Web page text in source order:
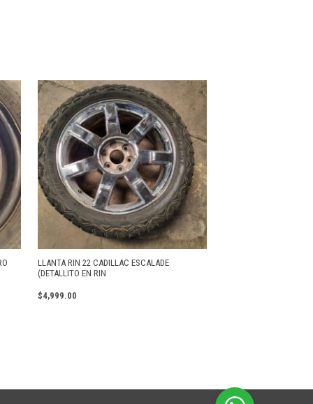
LLANTA RIN 22 CADILLAC ESCALADE
(DETALLITO EN RIN
$4,999.00